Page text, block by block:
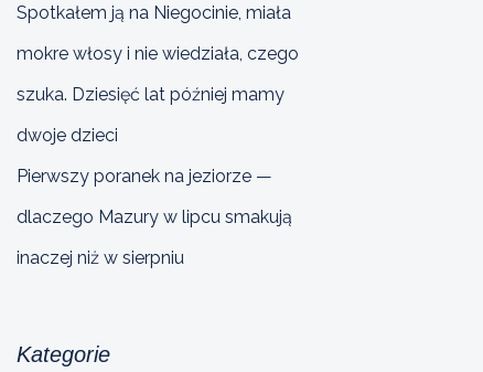
Spotkałem ją na Niegocinie, miała
mokre włosy i nie wiedziała, czego
szuka. Dziesięć lat później mamy
dwoje dzieci
Pierwszy poranek na jeziorze —
dlaczego Mazury w lipcu smakują
inaczej niż w sierpniu
Kategorie